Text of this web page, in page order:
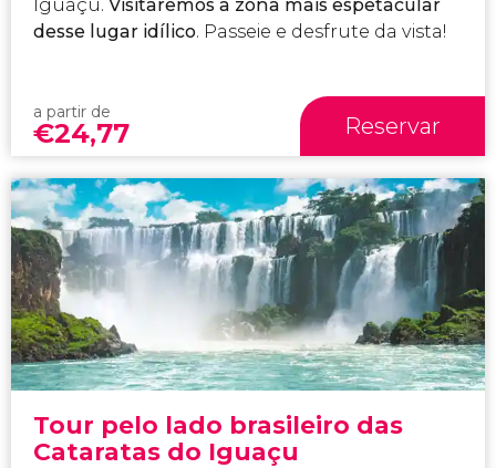
Iguaçu. Visitaremos a zona mais espetacular
desse lugar idílico. Passeie e desfrute da vista!
a partir de
€24,77 Reservar
Tour pelo lado brasileiro das
Cataratas do Iguaçu